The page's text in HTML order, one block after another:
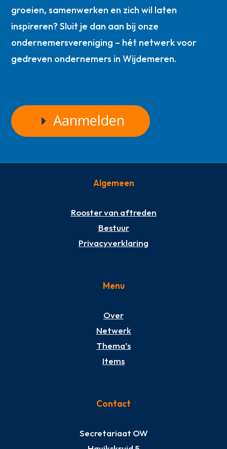
groeien, samenwerken en zich wil laten
inspireren? Sluit je dan aan bij onze
ondernemersvereniging – hét netwerk voor
gedreven ondernemers in Wijdemeren.
Aanmelden
Algemeen
Rooster van aftreden
Bestuur
Privacyverklaring
Menu
Over
Netwerk
Thema’s
Items
Contact
Secretariaat OW